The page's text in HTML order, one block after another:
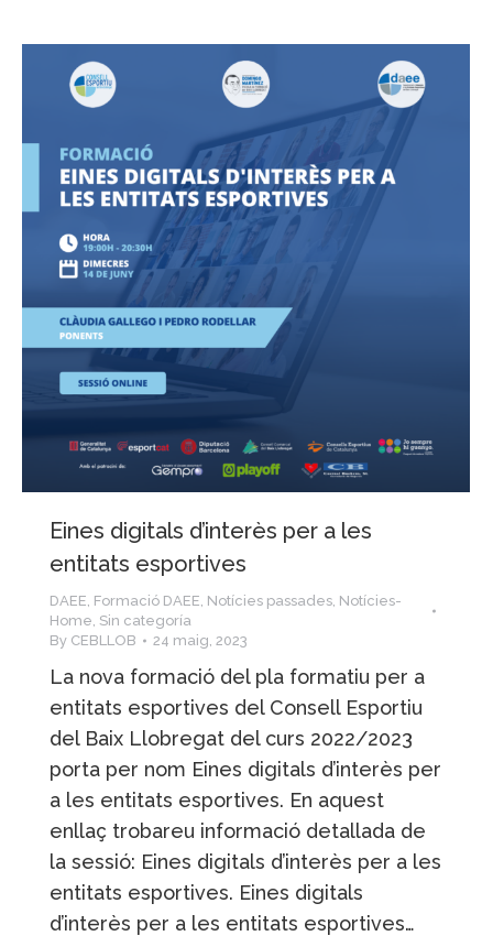
Eines digitals d’interès per a les
entitats esportives
DAEE, Formació DAEE, Notícies passades, Notícies-
Home, Sin categoría
By CEBLLOB 24 maig, 2023
La nova formació del pla formatiu per a
entitats esportives del Consell Esportiu
del Baix Llobregat del curs 2022/2023
porta per nom Eines digitals d’interès per
a les entitats esportives. En aquest
enllaç trobareu informació detallada de
la sessió: Eines digitals d’interès per a les
entitats esportives. Eines digitals
d’interès per a les entitats esportives…